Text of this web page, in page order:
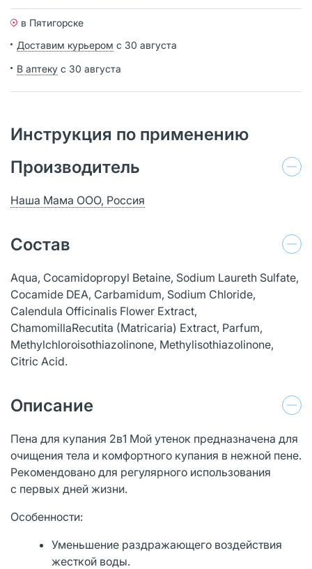
в Пятигорске
Доставим курьером с 30 августа
В аптеку с 30 августа
Инструкция по применению
Производитель
Наша Мама ООО, Россия
Состав
Aqua, Cocamidopropyl Betaine, Sodium Laureth Sulfate,
Cocamide DEA, Саrbamidum, Sodium Chloride,
Calendula Officinalis Flower Extract,
ChamomillaRecutita (Matricaria) Extract, Parfum,
Methylchloroisothiazolinone, Methylisothiazolinone,
Citric Acid.
Описание
Пена для купания 2в1 Мой утенок предназначена для
очищения тела и комфортного купания в нежной пене.
Рекомендовано для регулярного использования
с первых дней жизни.
Особенности:
Уменьшение раздражающего воздействия
жесткой воды.